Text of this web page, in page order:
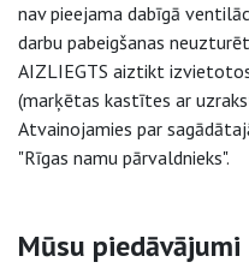
nav pieejama dabīgā
darbu pabeigšanas
AIZLIEGTS aiztikt
(marķētas kastītes ar
Atvainojamies par
"Rīgas namu pārvaldnieks".
Sāna navigācija
Mūsu piedāvājumi